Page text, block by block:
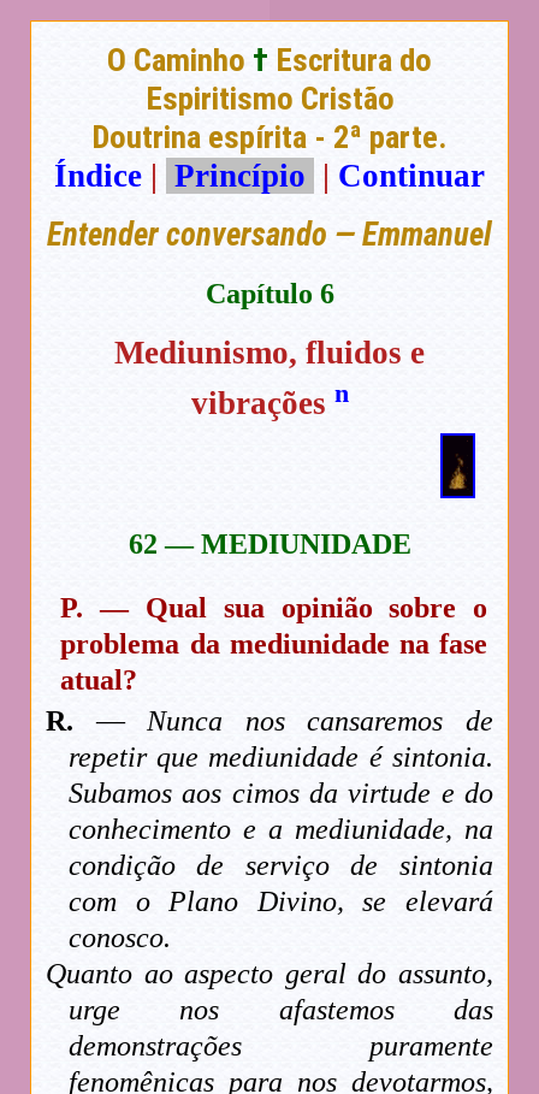
O Caminho † Escritura do
Espiritismo Cristão
Doutrina espírita - 2ª parte.
Índice | Princípio | Continuar
Entender conversando — Emmanuel
Capítulo 6
Mediunismo, fluidos e
vibrações n
62 — MEDIUNIDADE
P. — Qual sua opinião sobre o
problema da mediunidade na fase
atual?
R.—Nunca nos cansaremos de
repetir que mediunidade é sintonia.
Subamos aos cimos da virtude e do
conhecimento e a mediunidade, na
condição de serviço de sintonia
com o Plano Divino, se elevará
conosco.
Quanto ao aspecto geral do assunto,
urge nos afastemos das
demonstrações puramente
fenomênicas para nos devotarmos,